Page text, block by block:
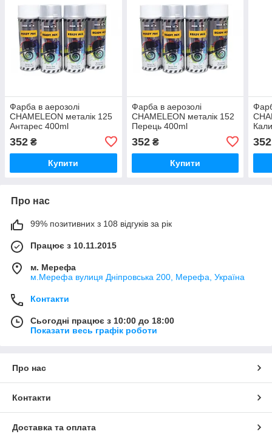
Фарба в аерозолі
CHAMELEON металік 125
Антарес 400ml
352 ₴
Купити
Фарба в аерозолі
CHAMELEON металік 152
Перець 400ml
352₴
Купити
352
Про нас
99% позитивних з 108 відгуків за рік
Працює з 10.11.2015
м. Мерефа
м.Мерефа вулиця Дніпровська 200, Мерефа, Україна
Контакти
Сьогодні працює з 10:00 до 18:00
Показати весь графік роботи
Про нас
Контакти
Доставка та оплата